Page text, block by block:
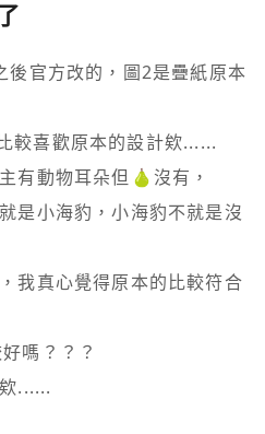
後官方改的，圖2是疊紙原本
較喜歡原本的設計欸......
有動物耳朵但🍐沒有，
是小海豹，小海豹不就是沒
我真心覺得原本的比較符合
嗎？？？
......